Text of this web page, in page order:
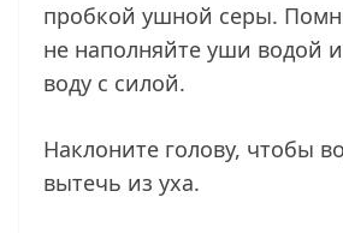
пробкой ушной серы.
не наполняйте уши водой
воду с силой.
Наклоните голову, чтобы
вытечь из уха.